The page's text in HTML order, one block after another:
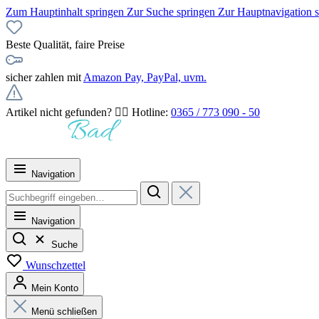
Zum Hauptinhalt springen Zur Suche springen Zur Hauptnavigation
Beste Qualität, faire Preise
sicher zahlen mit Amazon Pay, PayPal, uvm.
Artikel nicht gefunden? 👉🏻 Hotline: 0365 / 773 090 - 50
Navigation
Navigation
Suche
Wunschzettel
Mein Konto
Menü schließen